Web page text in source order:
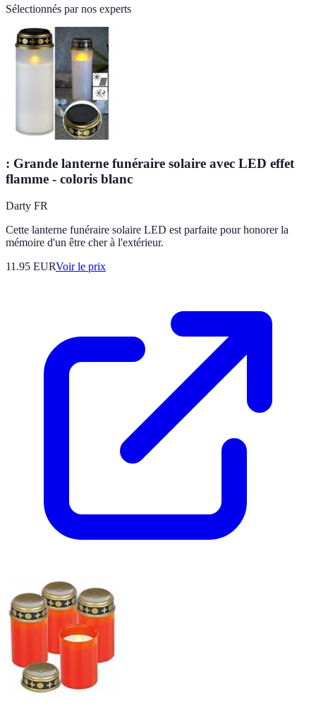
Sélectionnés par nos experts
: Grande lanterne funéraire solaire avec LED effet
flamme - coloris blanc
Darty FR
Cette lanterne funéraire solaire LED est parfaite pour honorer la
mémoire d'un être cher à l'extérieur.
11.95 EURVoir le prix